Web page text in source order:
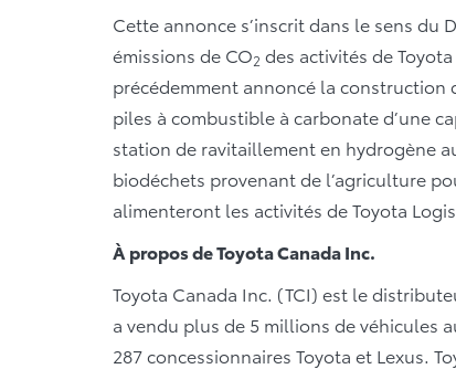
Cette annonce s’inscrit dans le sens du
émissions de CO2 des activités de
précédemment annoncé la construction
piles à combustible à carbonate d’une
station de ravitaillement en hydrogène
biodéchets provenant de l’agriculture
alimenteront les activités de Toyota
À propos de Toyota Canada Inc.
Toyota Canada Inc. (TCI) est le
a vendu plus de 5 millions de véhicules
287 concessionnaires Toyota et Lexus.